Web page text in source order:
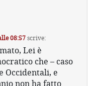
08:57scrive:
Lei è
che – caso
Occidentali, e
non ha fatto